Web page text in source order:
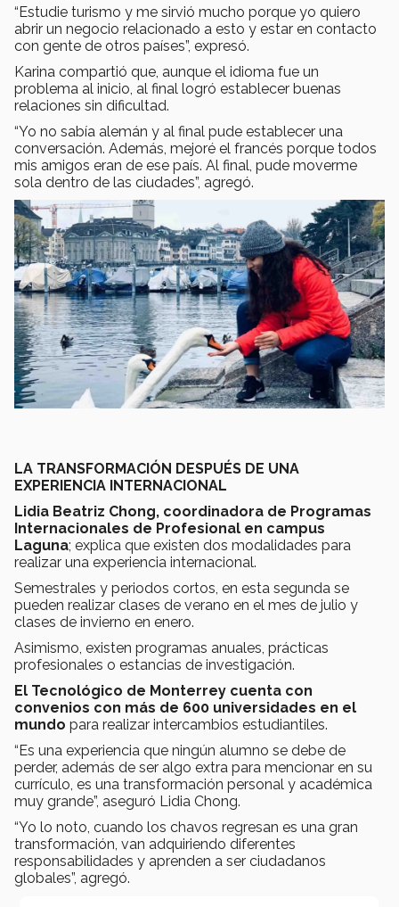
“Estudie turismo y me sirvió mucho porque yo quiero
abrir un negocio relacionado a esto y estar en contacto
con gente de otros países”, expresó.
Karina compartió que, aunque el idioma fue un
problema al inicio, al final logró establecer buenas
relaciones sin dificultad.
“Yo no sabía alemán y al final pude establecer una
conversación. Además, mejoré el francés porque todos
mis amigos eran de ese país. Al final, pude moverme
sola dentro de las ciudades”, agregó.
LA TRANSFORMACIÓN DESPUÉS DE UNA
EXPERIENCIA INTERNACIONAL
Lidia Beatriz Chong, coordinadora de Programas
Internacionales de Profesional en campus
Laguna; explica que existen dos modalidades para
realizar una experiencia internacional.
Semestrales y periodos cortos, en esta segunda se
pueden realizar clases de verano en el mes de julio y
clases de invierno en enero.
Asimismo, existen programas anuales, prácticas
profesionales o estancias de investigación.
El Tecnológico de Monterrey cuenta con
convenios con más de 600 universidades en el
mundo para realizar intercambios estudiantiles.
“Es una experiencia que ningún alumno se debe de
perder, además de ser algo extra para mencionar en su
currículo, es una transformación personal y académica
muy grande”, aseguró Lidia Chong.
“Yo lo noto, cuando los chavos regresan es una gran
transformación, van adquiriendo diferentes
responsabilidades y aprenden a ser ciudadanos
globales”, agregó.